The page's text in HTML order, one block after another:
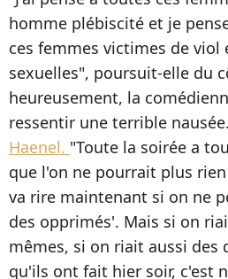
homme plébiscité et je
ces femmes victimes de viol
sexuelles", poursuit-elle du
heureusement, la
ressentir une terrible
Haenel. "Toute la soirée a
que l'on ne pourrait plus
va rire maintenant si on ne
des opprimés'. Mais si on
mêmes, si on riait aussi des
qu'ils ont fait hier soir, c'est